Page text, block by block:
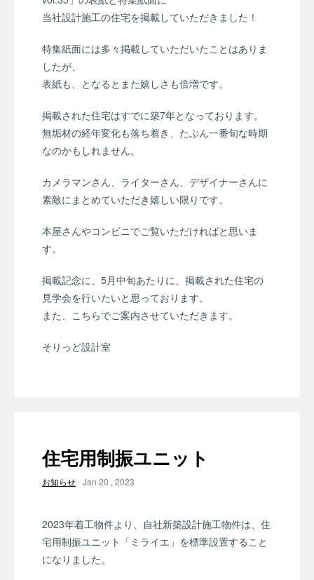
当社設計施工の住宅を掲載していただきました！
特集紙面には多々掲載していただいたことはありま
したが、
表紙も、となるとまた嬉しさも倍増です。
掲載された住宅はすでに築7年となっております。
無垢材の経年変化も落ち着き、たぶん一番旬な時期
なのかもしれません。
カメラマンさん、ライターさん、デザイナーさんに
素敵にまとめていただき嬉しい限りです。
本屋さんやコンビニでご覧いただければと思いま
す。
掲載記念に、5月中旬あたりに、掲載された住宅の
見学会を行いたいと思っております。
また、こちらでご案内させていただきます。
そりっど設計室
住宅用制振ユニット
お知らせ Jan 20 , 2023
2023年着工物件より、自社新築設計施工物件は、住
宅用制振ユニット「ミライエ」を標準設置すること
になりました。